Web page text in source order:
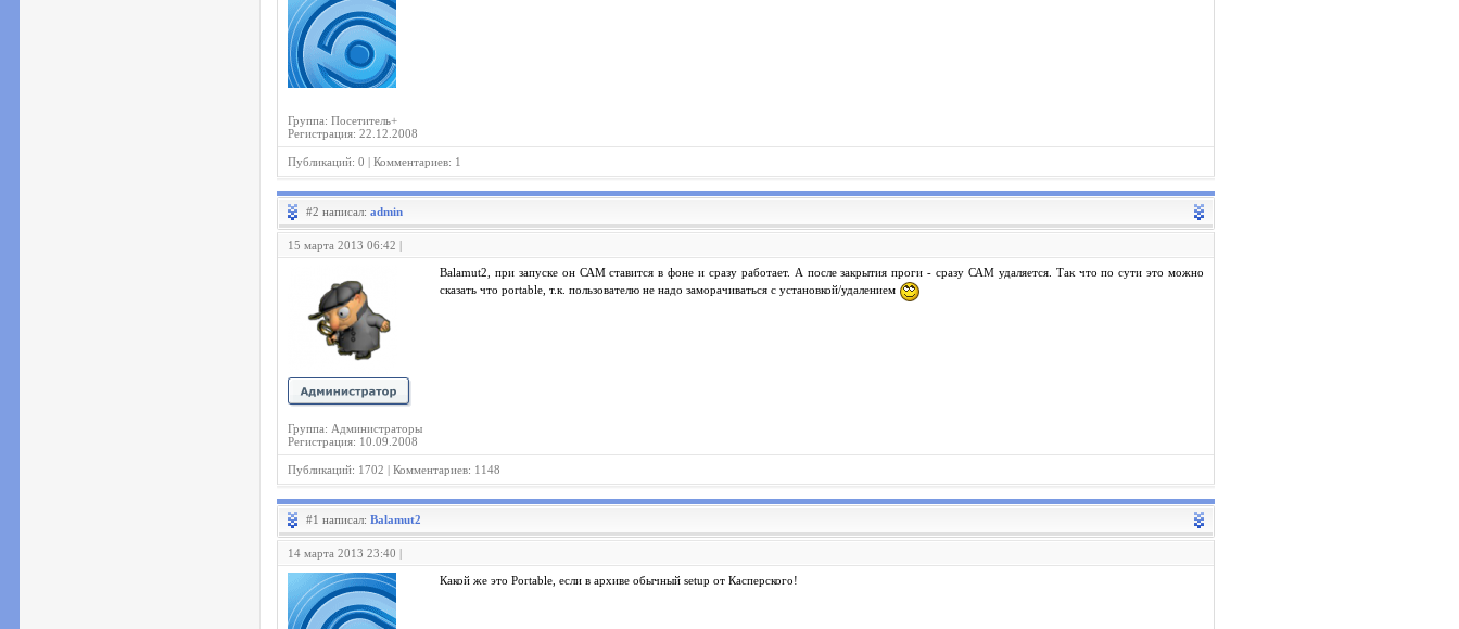
Группа: Посетитель+
Регистрация: 22.12.2008
Публикаций: 0 | Комментариев: 1
#2 написал: admin
15 марта 2013 06:42 |
Группа: Администраторы
Регистрация: 10.09.2008
Balamut2, при запуске он САМ ставится в фоне и сразу работает. А после закрытия проги - сразу САМ удаляется. Так что по сути это можно
сказать что portable, т.к. пользователю не надо заморачиваться с установкой/удалением
Публикаций: 1702 | Комментариев: 1148
#1 написал: Balamut2
14 марта 2013 23:40 |
Какой же это Portable, если в архиве обычный setup от Касперского!